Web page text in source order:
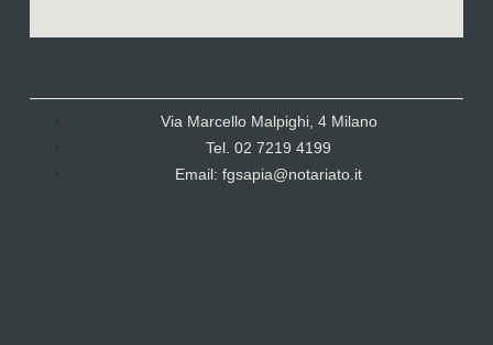
Via Marcello Malpighi, 4 Milano
Tel. 02 7219 4199
Email: fgsapia@notariato.it